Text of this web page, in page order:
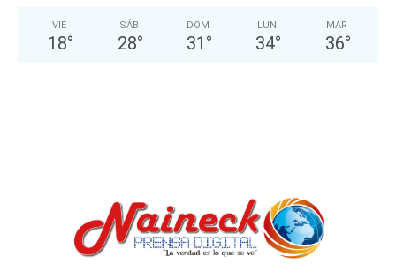
VIE
18°
SÁB
28°
DOM
31 °
LUN
34°
MAR
36°